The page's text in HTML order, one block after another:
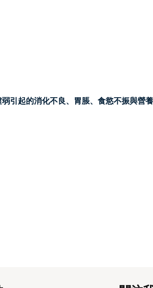
引起的消化不良、胃脹、食慾不振與營